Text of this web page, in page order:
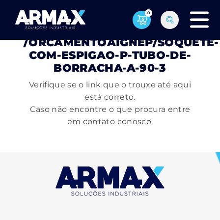
0
PÁGINA NÃO ENCONTRADA
/ORCAMENTOAIGNEP/SOQUETE-
COM-ESPIGAO-P-TUBO-DE-
BORRACHA-A-90-3
Verifique se o link que o trouxe até aqui
está correto.
Caso não encontre o que procura entre
em contato conosco.